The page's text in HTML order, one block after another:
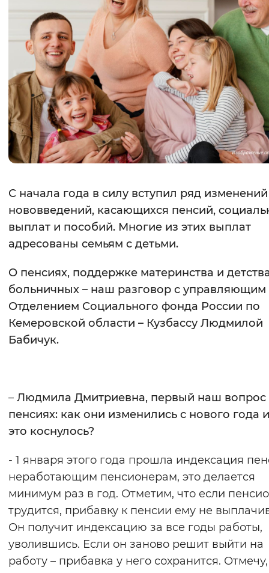
Монохромный Инверсивный
Синий фон
Изображения
Включены Выключены
Звуковой ассистент
Воспроизвести Остановить
Вернуть стандартные настройки
С начала года в силу вступил ряд
нововведений, касающихся пенсий,
выплат и пособий. Многие из этих выплат
адресованы семьям с детьми.
О пенсиях, поддержке материнства и
больничных – наш разговор с управляющим
Отделением Социального фонда России по
Кемеровской области – Кузбассу Людмилой
Бабичук.
– Людмила Дмитриевна, первый наш вопрос
пенсиях: как они изменились с нового года
это коснулось?
- 1 января этого года прошла индексация
неработающим пенсионерам, это делается
минимум раз в год. Отметим, что если
трудится, прибавку к пенсии ему не
Он получит индексацию за все годы работы,
уволившись. Если он заново решит выйти на
работу – прибавка у него сохранится.